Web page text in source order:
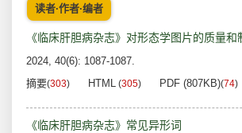
读者·作者·编者
《临床肝胆病杂志》对形态学图片的质量和
2024, 40(6): 1087-1087.
摘要(303) HTML (305) PDF (807KB)(74)
《临床肝胆病杂志》常见异形词